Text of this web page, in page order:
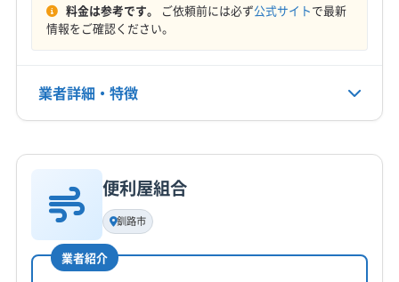
定休日
日・祝
非公開
料金は参考です。 ご依頼前には必ず公式サイトで最新
情報をご確認ください。
業者詳細・特徴
基本情報
代表者名
所在地
便利屋組合
釧路市
業者紹介